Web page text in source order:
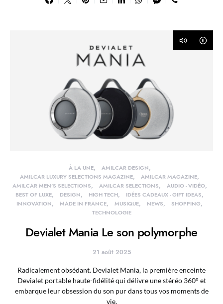
À LA UNE
AMILCAR DESIGN
AMILCAR LUXURY SELECTIONS MAGAZINE
AMILCAR MAGAZINE
AMILCAR MEN'S SELECTIONS
AMILCAR SELECTIONS
AUDIO - VIDÉO
BEST OF LUXE
DESIGN HIGH TECH
IDÉES CADEAUX - GIFT IDEAS
INNOVATION
MADE IN FRANCE MUSIQUE NEWS
SHOPPING
TECHNOLOGIE
Devialet Mania Le son polymorphe
21 août 2025
Radicalement obsédant. Devialet Mania, la première enceinte
Devialet portable haute-fidélité qui délivre une stéréo 360° et
embarque leur obsession du son pur dans tous vos moments de
vie.